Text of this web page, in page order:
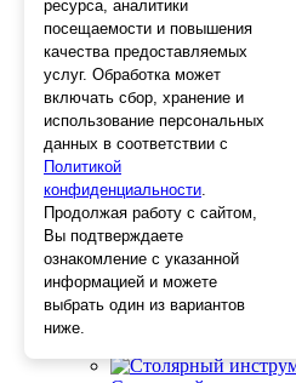
Гайкорезы
Зажимы ручные
Подшипники
Тиски
Струбцины
Плоскогубцы
Отвертки
Напильники,
Наборы
Кусачки
Ключи
Клещи
Зубила
ресурса, аналитики
посещаемости и повышения
качества предоставляемых
услуг. Обработка может
включать сбор, хранение и
использование персональных
данных в соответствии с
Политикой
конфиденциальности.
Продолжая работу с сайтом,
Вы подтверждаете
ознакомление с указанной
информацией и можете
выбрать один из вариантов
ниже.